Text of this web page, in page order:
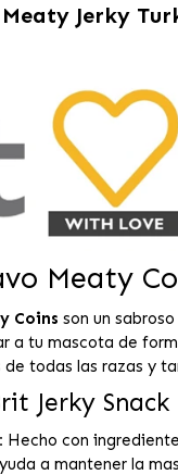
Jerky
Meaty
Coins son un
a tu mascota de
todas las razas y
Jerky
Hecho con
a mantener la